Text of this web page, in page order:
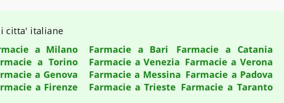
citta' italiane
a Milano
a Torino
a Genova
a Firenze
Farmacie a Bari
Farmacie a Catania
Farmacie a Venezia Farmacie a Verona
Farmacie a Messina Farmacie a Padova
Farmacie a Trieste Farmacie a Taranto